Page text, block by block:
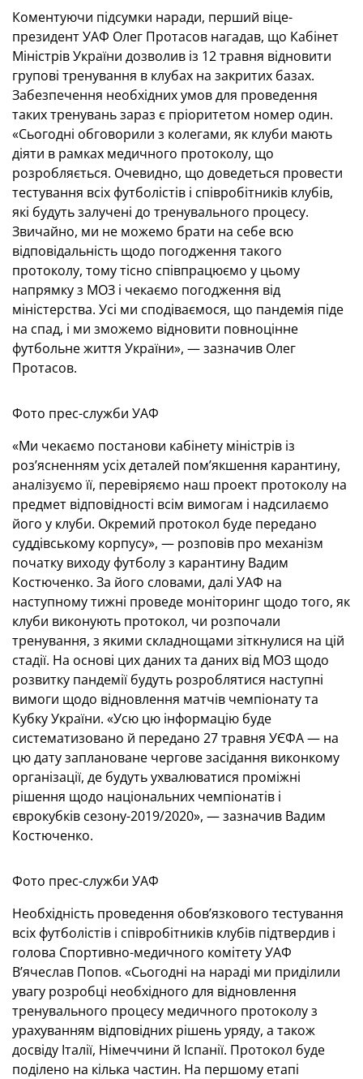
Коментуючи підсумки наради, перший віце-
президент УАФ Олег Протасов нагадав, що Кабінет
Міністрів України дозволив із 12 травня відновити
групові тренування в клубах на закритих базах.
Забезпечення необхідних умов для проведення
таких тренувань зараз є пріоритетом номер один.
«Сьогодні обговорили з колегами, як клуби мають
діяти в рамках медичного протоколу, що
розробляється. Очевидно, що доведеться провести
тестування всіх футболістів і співробітників клубів,
які будуть залучені до тренувального процесу.
Звичайно, ми не можемо брати на себе всю
відповідальність щодо погодження такого
протоколу, тому тісно співпрацюємо у цьому
напрямку з МОЗ і чекаємо погодження від
міністерства. Усі ми сподіваємося, що пандемія піде
на спад, і ми зможемо відновити повноцінне
футбольне життя України», — зазначив Олег
Протасов.
Фото прес-служби УАФ
«Ми чекаємо постанови кабінету міністрів із
роз’ясненням усіх деталей пом’якшення карантину,
аналізуємо її, перевіряємо наш проект протоколу на
предмет відповідності всім вимогам і надсилаємо
його у клуби. Окремий протокол буде передано
суддівському корпусу», — розповів про механізм
початку виходу футболу з карантину Вадим
Костюченко. За його словами, далі УАФ на
наступному тижні проведе моніторинг щодо того, як
клуби виконують протокол, чи розпочали
тренування, з якими складнощами зіткнулися на цій
стадії. На основі цих даних та даних від МОЗ щодо
розвитку пандемії будуть розроблятися наступні
вимоги щодо відновлення матчів чемпіонату та
Кубку України. «Усю цю інформацію буде
систематизовано й передано 27 травня УЄФА — на
цю дату заплановане чергове засідання виконкому
організації, де будуть ухвалюватися проміжні
рішення щодо національних чемпіонатів і
єврокубків сезону-2019/2020», — зазначив Вадим
Костюченко.
Фото прес-служби УАФ
Необхідність проведення обов’язкового тестування
всіх футболістів і співробітників клубів підтвердив і
голова Спортивно-медичного комітету УАФ
В’ячеслав Попов. «Сьогодні на нараді ми приділили
увагу розробці необхідного для відновлення
тренувального процесу медичного протоколу з
урахуванням відповідних рішень уряду, а також
досвіду Італії, Німеччини й Іспанії. Протокол буде
поділено на кілька частин. На першому етапі